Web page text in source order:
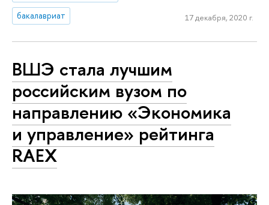
бакалавриат
17 декабря, 2020 г.
ВШЭ стала лучшим
российским вузом по
направлению «Экономика
и управление» рейтинга
RAEX